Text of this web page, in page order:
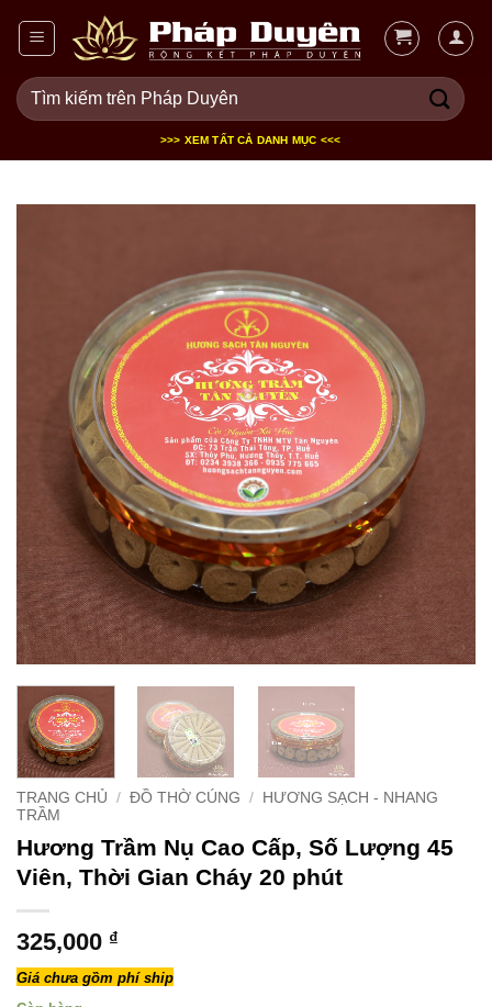
dung
Tìm
kiếm:
>>> XEM TẤT CẢ DANH MỤC <<<
TRANG CHỦ / ĐỒ THỜ CÚNG /
HƯƠNG SẠCH - NHANG
TRẦM
Hương Trầm Nụ Cao Cấp, Số Lượng 45
Viên, Thời Gian Cháy 20 phút
325,000 ₫
Giá chưa gồm phí ship